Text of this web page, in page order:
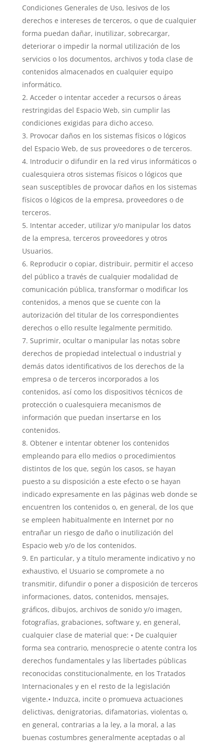
Condiciones Generales de Uso, lesivos de los
derechos e intereses de terceros, o que de cualquier
forma puedan dañar, inutilizar, sobrecargar,
deteriorar o impedir la normal utilización de los
servicios o los documentos, archivos y toda clase de
contenidos almacenados en cualquier equipo
informático.
Acceder o intentar acceder a recursos o áreas
restringidas del Espacio Web, sin cumplir las
condiciones exigidas para dicho acceso.
Provocar daños en los sistemas físicos o lógicos
del Espacio Web, de sus proveedores o de terceros.
Introducir o difundir en la red virus informáticos o
cualesquiera otros sistemas físicos o lógicos que
sean susceptibles de provocar daños en los sistemas
físicos o lógicos de la empresa, proveedores o de
terceros.
Intentar acceder, utilizar y/o manipular los datos
de la empresa, terceros proveedores y otros
Usuarios.
Reproducir o copiar, distribuir, permitir el acceso
del público a través de cualquier modalidad de
comunicación pública, transformar o modificar los
contenidos, a menos que se cuente con la
autorización del titular de los correspondientes
derechos o ello resulte legalmente permitido.
Suprimir, ocultar o manipular las notas sobre
derechos de propiedad intelectual o industrial y
demás datos identificativos de los derechos de la
empresa o de terceros incorporados a los
contenidos, así como los dispositivos técnicos de
protección o cualesquiera mecanismos de
información que puedan insertarse en los
contenidos.
Obtener e intentar obtener los contenidos
empleando para ello medios o procedimientos
distintos de los que, según los casos, se hayan
puesto a su disposición a este efecto o se hayan
indicado expresamente en las páginas web donde se
encuentren los contenidos o, en general, de los que
se empleen habitualmente en Internet por no
entrañar un riesgo de daño o inutilización del
Espacio web y/o de los contenidos.
En particular, y a título meramente indicativo y no
exhaustivo, el Usuario se compromete a no
transmitir, difundir o poner a disposición de terceros
informaciones, datos, contenidos, mensajes,
gráficos, dibujos, archivos de sonido y/o imagen,
fotografías, grabaciones, software y, en general,
cualquier clase de material que: • De cualquier
forma sea contrario, menosprecie o atente contra los
derechos fundamentales y las libertades públicas
reconocidas constitucionalmente, en los Tratados
Internacionales y en el resto de la legislación
vigente.• Induzca, incite o promueva actuaciones
delictivas, denigratorias, difamatorias, violentas o,
en general, contrarias a la ley, a la moral, a las
buenas costumbres generalmente aceptadas o al